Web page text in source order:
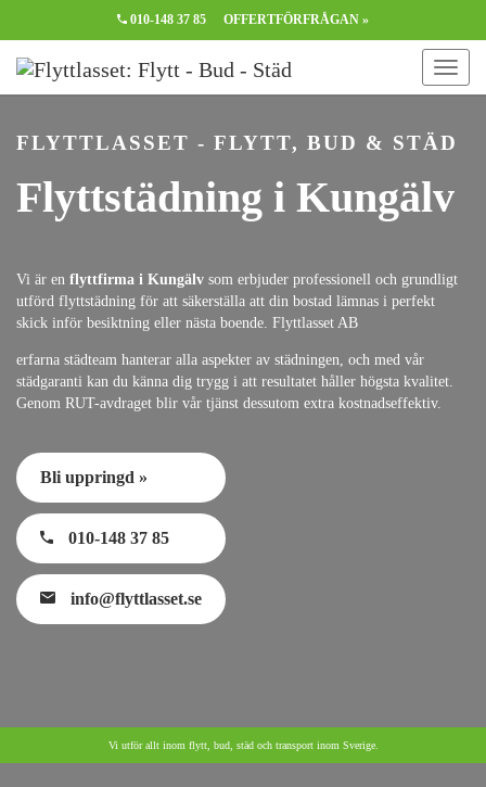
010-148 37 85 OFFERTFÖRFRÅGAN »
FLYTTLASSET - FLYTT, BUD & STÄD
Flyttstädning i Kungälv
Vi är en flyttfirma i Kungälv som erbjuder professionell och grundligt
utförd flyttstädning för att säkerställa att din bostad lämnas i perfekt
skick inför besiktning eller nästa boende. Flyttlasset AB
erfarna städteam hanterar alla aspekter av städningen, och med vår
städgaranti kan du känna dig trygg i att resultatet håller högsta kvalitet.
Genom RUT-avdraget blir vår tjänst dessutom extra kostnadseffektiv.
Bli uppringd »
010-148 37 85
info@flyttlasset.se
Vi utför allt inom flytt, bud, städ och transport inom Sverige.